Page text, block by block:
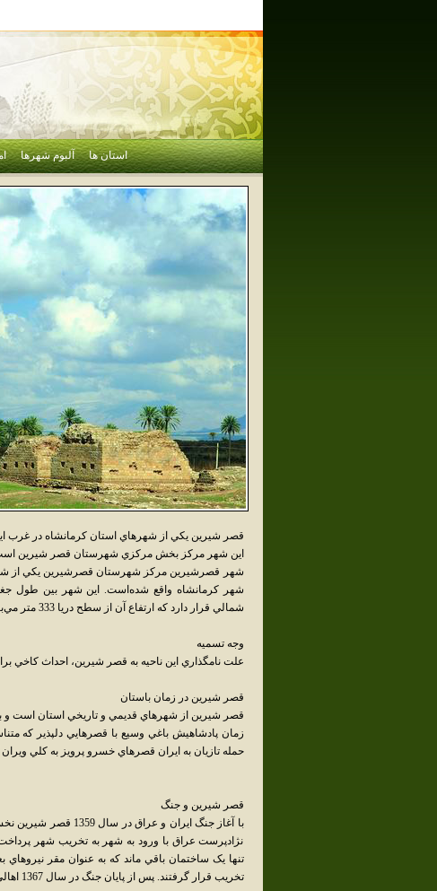
استان ها آلبوم شهرها
قصر شيرين يکي از شهرهاي استان کرمانشاه در غرب
اين شهر مرکز بخش مرکزي شهرستان قصر شيرين
شمالي قرار دارد که ارتفاع آن از سطح دريا 333 متر مي‌باشد.
وجه تسميه
علت نامگذاري اين ناحيه به قصر شيرين، احداث
قصر شيرين در زمان باستان
قصر شيرين از شهرهاي قديمي و تاريخي استان است و
زمان پادشاهيش باغي وسيع با قصرهايي دلپذير که
حمله تازيان به ايران قصرهاي خسرو پرويز به کلي ويران گشت. تا سال 1270.ق،
قصر شيرين و جنگ
با آغاز جنگ ايران و
نژادپرست عراق با ورود به شهر به تخريب شهر
تنها يک ساختمان باقي ماند که به عنوان مقر
تخريب قرار گرفتند. پس از پايان جنگ در سال 1367 اهالي شهر مجدداً به بازسازي شهر پرداختند و شهر را از نو بنا کردند.